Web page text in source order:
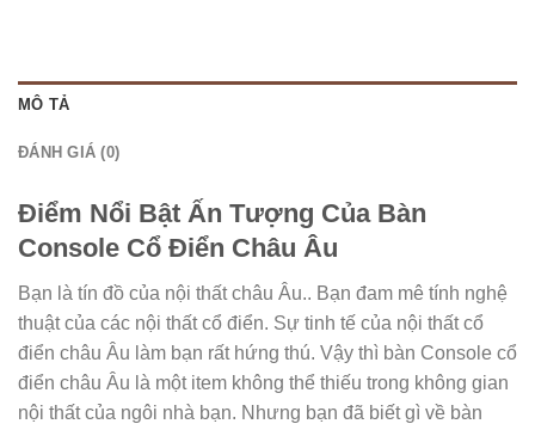
MÔ TẢ
ĐÁNH GIÁ (0)
Điểm Nổi Bật Ấn Tượng Của Bàn
Console Cổ Điển Châu Âu
Bạn là tín đồ của nội thất châu Âu.. Bạn đam mê tính nghệ
thuật của các nội thất cổ điển. Sự tinh tế của nội thất cổ
điển châu Âu làm bạn rất hứng thú. Vậy thì bàn Console cổ
điển châu Âu là một item không thể thiếu trong không gian
nội thất của ngôi nhà bạn. Nhưng bạn đã biết gì về bàn